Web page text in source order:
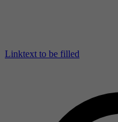
Linktext to be filled